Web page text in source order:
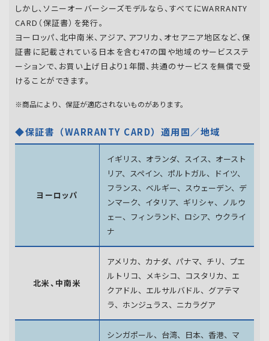
しかし、ソニーオーバーシーズモデルなら、すべてにWARRANTY
CARD（保証書）を発行。
ヨーロッパ、北中南米、アジア、アフリカ、オセアニア地区など、保
証書に記載されている日本を含む47の国や地域のサービスステ
ーションで、お買い上げ日より1年間、共通のサービスを無償で受
けることができます。
※商品により、保証が適応されないものがあります。
◆保証書（WARRANTY CARD）適用国／地域
ヨーロッパ
イギリス、オランダ、スイス、オースト
リア、スペイン、 ポルトガル、ドイツ、
フランス、ベルギー、スウェーデン、 デ
ンマーク、イタリア、ギリシャ、ノルウ
ェー、フィンランド、 ロシア、ウクライ
ナ
北米、中南米
アメリカ、カナダ、パナマ、チリ、プエ
ルトリコ、メキシコ、 コスタリカ、エ
クアドル、エルサルバドル、グアテマ
ラ、 ホンジュラス、ニカラグア
シンガポール、台湾、日本、香港、マ